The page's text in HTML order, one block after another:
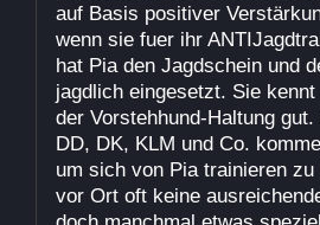
auf Basis positiver
wenn sie fuer ihr
hat Pia den Jagdschein und
jagdlich eingesetzt. Sie
der Vorstehhund-Haltung
DD, DK, KLM und Co.
um sich von Pia trainieren
vor Ort oft keine